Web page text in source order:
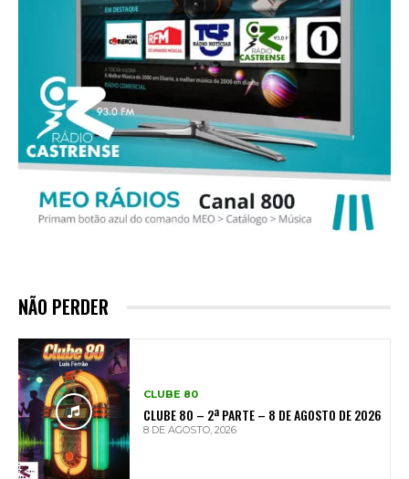
NÃO PERDER
CLUBE 80
CLUBE 80 – 2ª PARTE – 8 DE AGOSTO DE 2026
8 DE AGOSTO, 2026